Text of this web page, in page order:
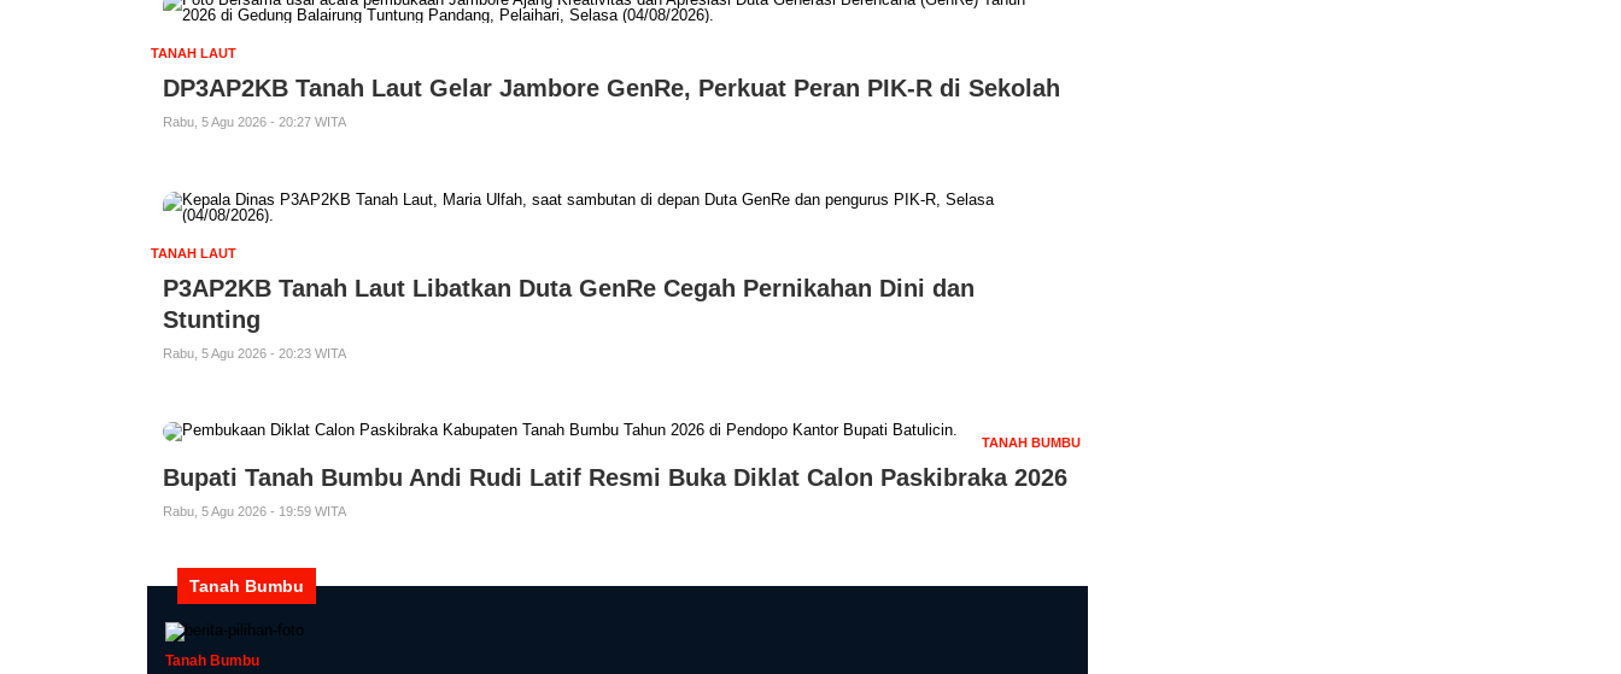
TANAH LAUT
DP3AP2KB Tanah Laut Gelar Jambore GenRe, Perkuat Peran PIK-R di Sekolah
Rabu, 5 Agu 2026 - 20:27 WITA
TANAH LAUT
P3AP2KB Tanah Laut Libatkan Duta GenRe Cegah Pernikahan Dini dan
Stunting
Rabu, 5 Agu 2026 - 20:23 WITA
TANAH BUMBU
Bupati Tanah Bumbu Andi Rudi Latif Resmi Buka Diklat Calon Paskibraka 2026
Rabu, 5 Agu 2026 - 19:59 WITA
Tanah Bumbu
Tanah Bumbu